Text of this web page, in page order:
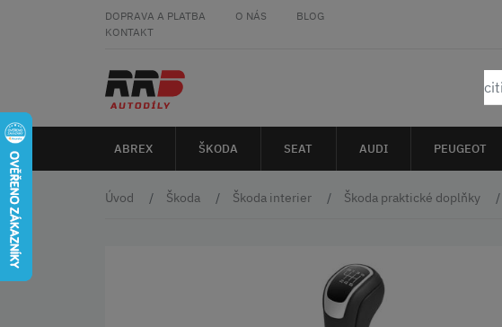
DOPRAVA A PLATBA O NÁS
BLOG
KONTAKT
ABREX ŠKODA SEAT AUDI PEUGEOT
Úvod Škoda Škoda interier Škoda praktické doplňky